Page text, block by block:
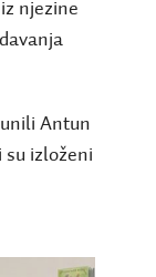
njezine
Antun
su izloženi